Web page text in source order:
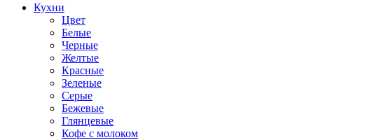
Кухни
Цвет
Белые
Черные
Желтые
Красные
Зеленые
Серые
Бежевые
Глянцевые
Кофе с молоком